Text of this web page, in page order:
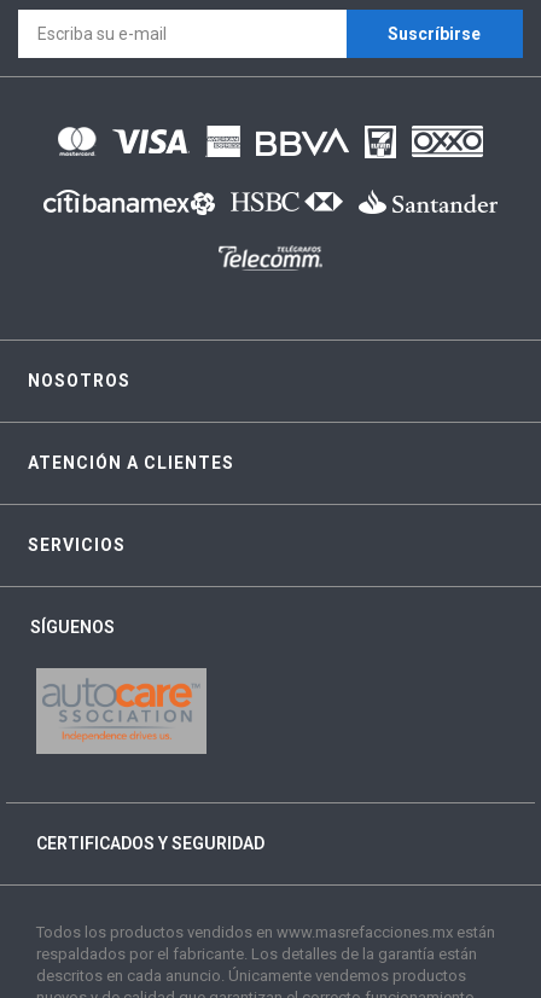
Suscríbirse
NOSOTROS
ATENCIÓN A CLIENTES
SERVICIOS
SÍGUENOS
CERTIFICADOS Y SEGURIDAD
Todos los productos vendidos en www.masrefacciones.mx están
respaldados por el fabricante. Los detalles de la garantía están
descritos en cada anuncio. Únicamente vendemos productos